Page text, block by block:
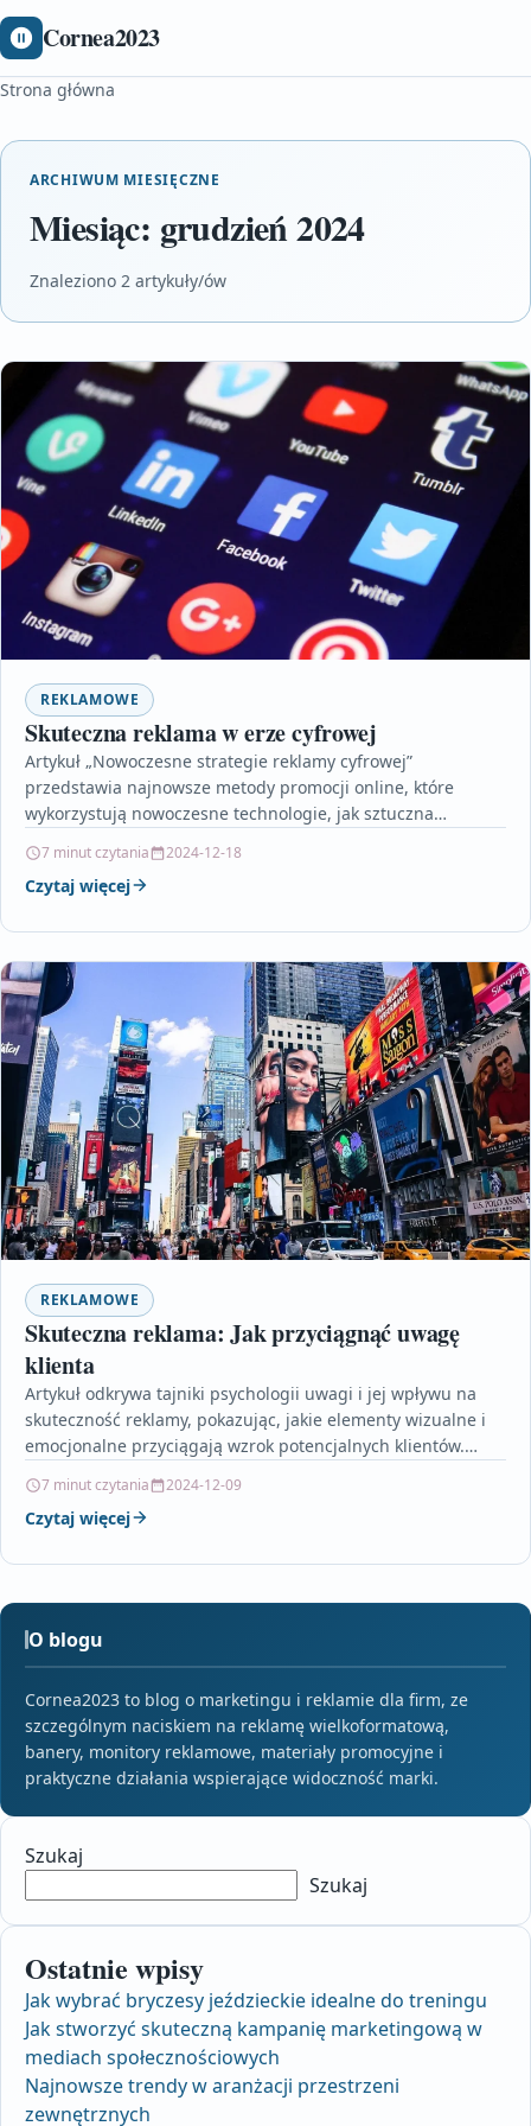
Cornea2023
Strona główna
ARCHIWUM MIESIĘCZNE
Miesiąc: grudzień 2024
Znaleziono 2 artykuły/ów
REKLAMOWE
Skuteczna reklama w erze cyfrowej
Artykuł „Nowoczesne strategie reklamy cyfrowej”
przedstawia najnowsze metody promocji online, które
wykorzystują nowoczesne technologie, jak sztuczna
danych. Autor omawia…
7 minut czytania 2024-12-18
Czytaj więcej
REKLAMOWE
Skuteczna reklama: Jak przyciągnąć uwagę
klienta
Artykuł odkrywa tajniki psychologii uwagi i jej wpływu na
skuteczność reklamy, pokazując, jakie elementy wizualne i
emocjonalne przyciągają wzrok potencjalnych klientów.
7 minut czytania 2024-12-09
Czytaj więcej
O blogu
Cornea2023 to blog o marketingu i reklamie dla firm, ze
szczególnym naciskiem na reklamę wielkoformatową,
banery, monitory reklamowe, materiały promocyjne i
praktyczne działania wspierające widoczność marki.
Szukaj
Szukaj
Ostatnie wpisy
Jak wybrać bryczesy jeździeckie idealne do treningu
Jak stworzyć skuteczną kampanię marketingową w
mediach społecznościowych
Najnowsze trendy w aranżacji przestrzeni
zewnętrznych